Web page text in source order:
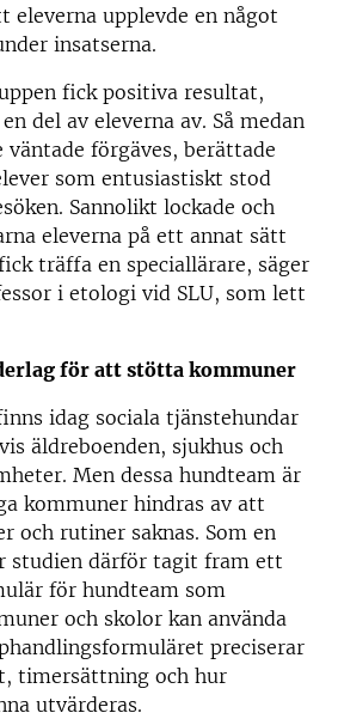
eleverna upplevde en något
insatserna.
fick positiva resultat,
del av eleverna av. Så medan
väntade förgäves, berättade
som entusiastiskt stod
Sannolikt lockade och
eleverna på ett annat sätt
träffa en speciallärare, säger
i etologi vid SLU, som lett
för att stötta kommuner
idag sociala tjänstehundar
äldreboenden, sjukhus och
Men dessa hundteam är
kommuner hindras av att
och rutiner saknas. Som en
studien därför tagit fram ett
för hundteam som
och skolor kan använda
preciserar
timersättning och hur
utvärderas.